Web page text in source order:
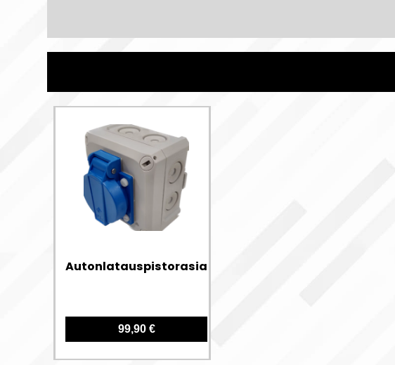
Autonlatauspistorasia
99,90 €